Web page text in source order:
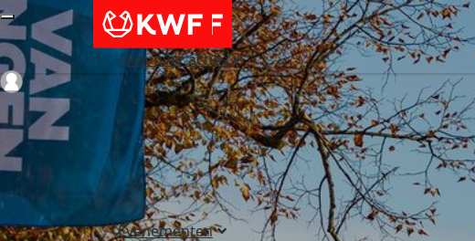
Alles over acties
Evenementen
Login